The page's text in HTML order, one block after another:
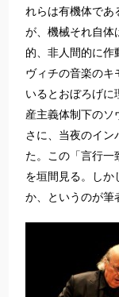
れらは有機体であ
が、機械それ自体
的、非人間的に作
ヴィチの音楽のキ
いるとおぼろげに
産主義体制下のソ
さに、当夜のイン
た。この「言行一
を垣間見る。しか
か、というのが筆